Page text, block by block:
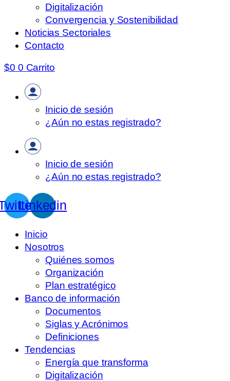
Digitalización
Convergencia y Sostenibilidad
Noticias Sectoriales
Contacto
$0 0 Carrito
Inicio de sesión
¿Aún no estas registrado?
Inicio de sesión
¿Aún no estas registrado?
Linkedin
Inicio
Nosotros
Quiénes somos
Organización
Plan estratégico
Banco de información
Documentos
Siglas y Acrónimos
Definiciones
Tendencias
Energía que transforma
Digitalización